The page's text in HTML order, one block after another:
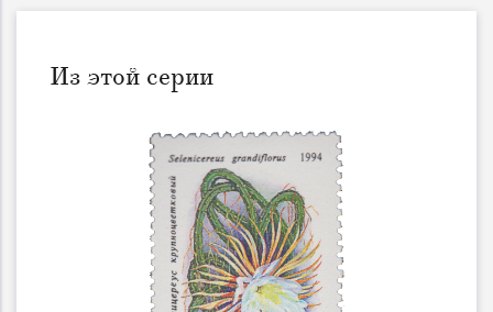
Из этой серии